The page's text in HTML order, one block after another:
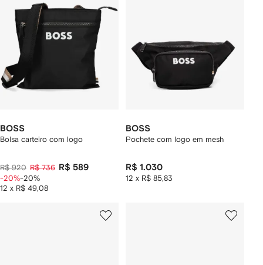
BOSS
Bolsa carteiro com logo
R$ 920 R$ 736 R$ 589
12 x R$ 49,08
-20%-20%
BOSS
Pochete com logo em mesh
R$ 1.030
12 x R$ 85,83